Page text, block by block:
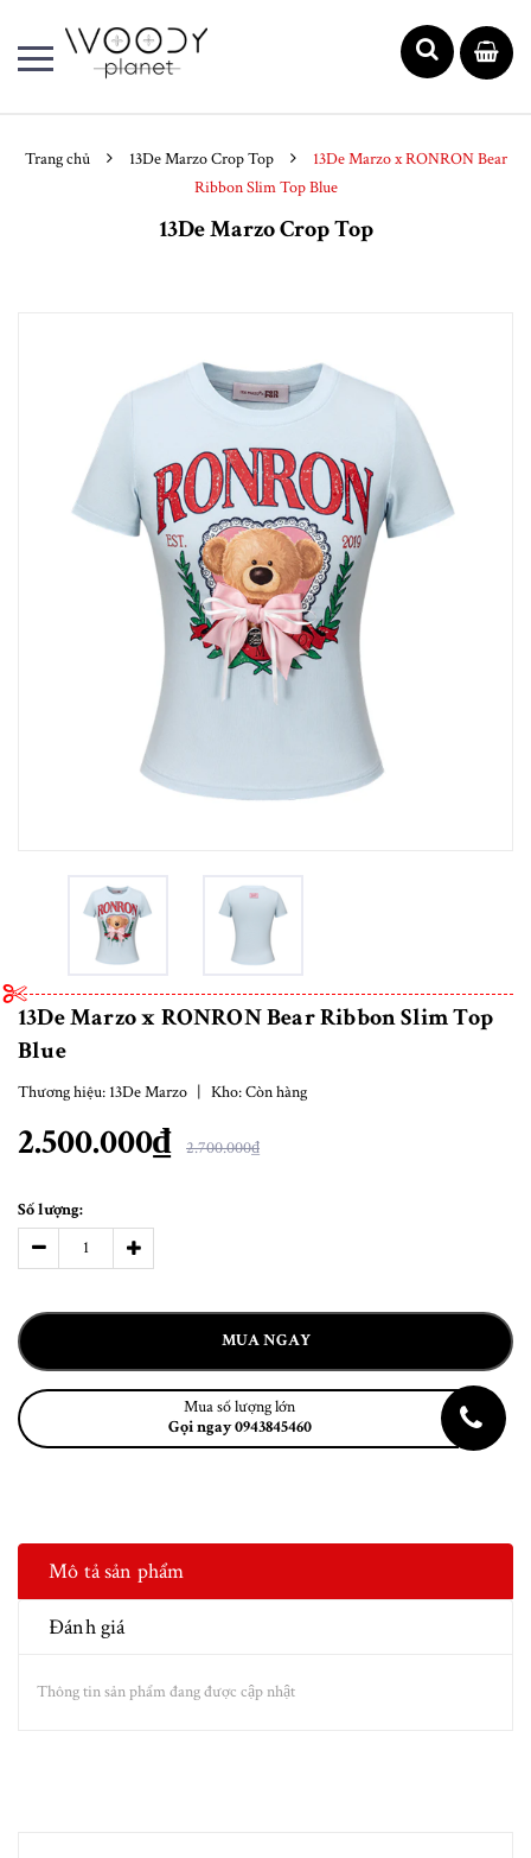
Trang chủ 13De Marzo Crop Top
13De Marzo x RONRON Bear
Ribbon Slim Top Blue
13De Marzo Crop Top
13De Marzo x RONRON Bear Ribbon Slim Top
Blue
Thương hiệu: 13De Marzo | Kho:Còn hàng
2.500.000₫ 2.700.000₫
Số lượng:
MUA NGAY
Mua số lượng lớn
Gọi ngay 0943845460
Mô tả sản phẩm
Đánh giá
Thông tin sản phẩm đang được cập nhật